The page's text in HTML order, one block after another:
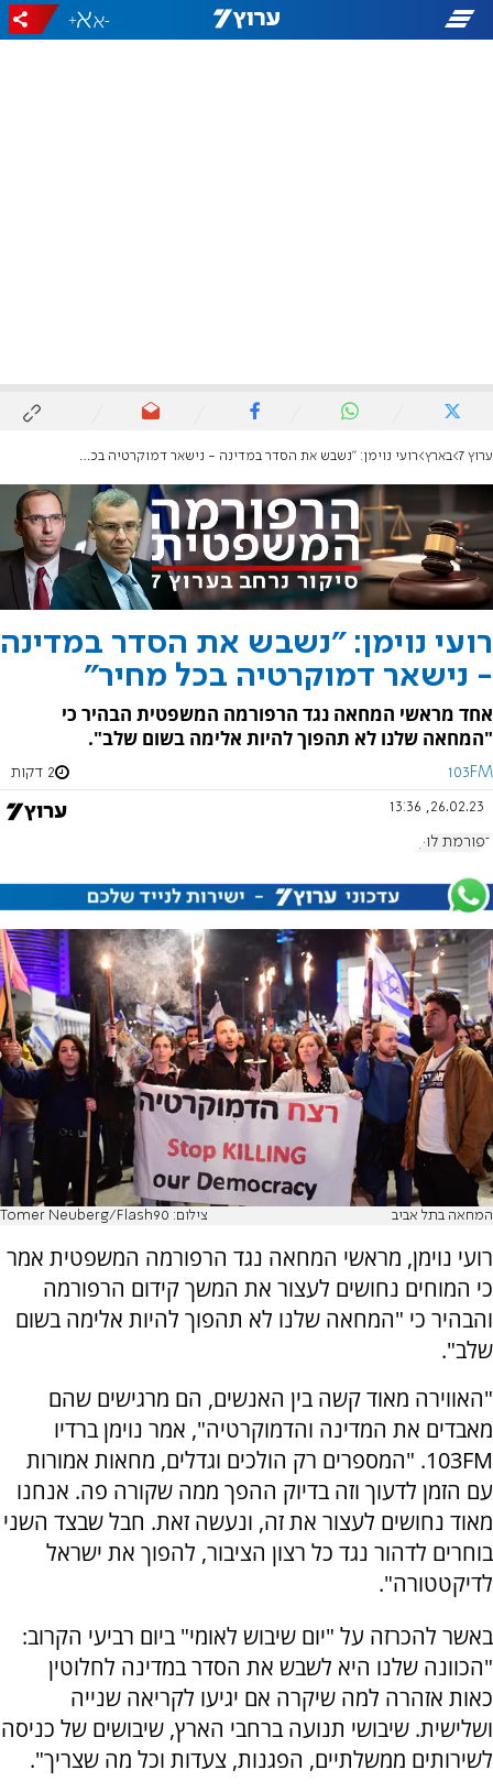
-
+
ערוץ 7 בארץ רועי נוימן: "נשבש את הסדר במדינה - נישאר דמוקרטיה בכל מחיר"
רועי נוימן: "נשבש את הסדר במדינה
- נישאר דמוקרטיה בכל מחיר"
אחד מראשי המחאה נגד הרפורמה המשפטית הבהיר כי
"המחאה שלנו לא תהפוך להיות אלימה בשום שלב".
103FM 2 דקות
26.02.23, 13:36
רפורמת לוין
המחאה בתל אביב צילום: Tomer Neuberg/Flash90
רועי נוימן, מראשי המחאה נגד הרפורמה המשפטית אמר
כי המוחים נחושים לעצור את המשך קידום הרפורמה
והבהיר כי "המחאה שלנו לא תהפוך להיות אלימה בשום
שלב".
"האווירה מאוד קשה בין האנשים, הם מרגישים שהם
מאבדים את המדינה והדמוקרטיה", אמר נוימן ברדיו
103FM. "המספרים רק הולכים וגדלים, מחאות אמורות
עם הזמן לדעוך וזה בדיוק ההפך ממה שקורה פה. אנחנו
מאוד נחושים לעצור את זה, ונעשה זאת. חבל שבצד השני
בוחרים לדהור נגד כל רצון הציבור, להפוך את ישראל
לדיקטטורה".
באשר להכרזה על "יום שיבוש לאומי" ביום רביעי הקרוב:
"הכוונה שלנו היא לשבש את הסדר במדינה לחלוטין
כאות אזהרה למה שיקרה אם יגיעו לקריאה שנייה
ושלישית. שיבושי תנועה ברחבי הארץ, שיבושים של כניסה
לשירותים ממשלתיים, הפגנות, צעדות וכל מה שצריך".